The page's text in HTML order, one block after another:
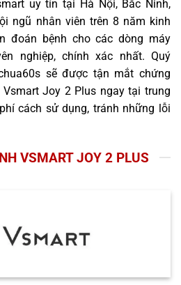
uy tín tại Hà Nội, Bắc Ninh,
ngũ nhân viên trên 8 năm kinh
đoán bệnh cho các dòng máy
nghiệp, chính xác nhất. Quý
sẽ được tận mắt chứng
Joy 2 Plus ngay tại trung
cách sử dụng, tránh những lỗi
VSMART JOY 2 PLUS